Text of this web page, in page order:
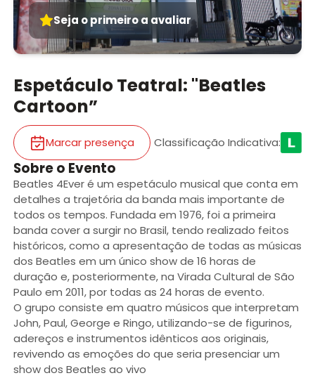
Seja o primeiro a avaliar
Espetáculo Teatral: "Beatles
Cartoon”
Marcar presença Classificação Indicativa:
Sobre o Evento
Beatles 4Ever é um espetáculo musical que conta em
detalhes a trajetória da banda mais importante de
todos os tempos. Fundada em 1976, foi a primeira
banda cover a surgir no Brasil, tendo realizado feitos
históricos, como a apresentação de todas as músicas
dos Beatles em um único show de 16 horas de
duração e, posteriormente, na Virada Cultural de São
Paulo em 2011, por todas as 24 horas de evento.
O grupo consiste em quatro músicos que interpretam
John, Paul, George e Ringo, utilizando-se de figurinos,
adereços e instrumentos idênticos aos originais,
revivendo as emoções do que seria presenciar um
show dos Beatles ao vivo